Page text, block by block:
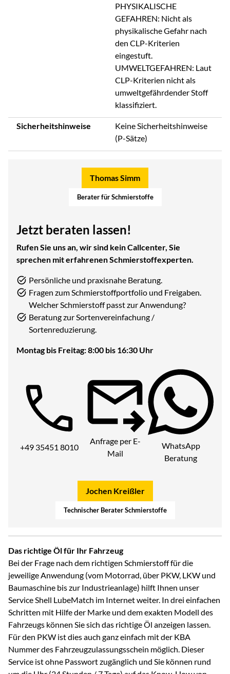
PHYSIKALISCHE
GEFAHREN: Nicht als
physikalische Gefahr nach
den CLP-Kriterien
eingestuft.
UMWELTGEFAHREN: Laut
CLP-Kriterien nicht als
umweltgefährdender Stoff
klassifiziert.
Sicherheitshinweise
Keine Sicherheitshinweise
(P-Sätze)
Thomas Simm
Berater für Schmierstoffe
Jetzt beraten lassen!
Rufen Sie uns an, wir sind kein Callcenter, Sie
sprechen mit erfahrenen Schmierstoffexperten.
Persönliche und praxisnahe Beratung.
Fragen zum Schmierstoffportfolio und Freigaben.
Welcher Schmierstoff passt zur Anwendung?
Beratung zur Sortenvereinfachung /
Sortenreduzierung.
Montag bis Freitag: 8:00 bis 16:30 Uhr
Telefon:
+49 35451 8010
Anfrage per E-
Mail
WhatsApp
Beratung
Jochen Kreißler
Technischer Berater Schmierstoffe
Das richtige Öl für Ihr Fahrzeug
Bei der Frage nach dem richtigen Schmierstoff für die
jeweilige Anwendung (vom Motorrad, über PKW, LKW und
Baumaschine bis zur Industrieanlage) hilft Ihnen unser
Service Shell LubeMatch im Internet weiter. In drei einfachen
Schritten mit Hilfe der Marke und dem exakten Modell des
Fahrzeugs können Sie sich das richtige Öl anzeigen lassen.
Für den PKW ist dies auch ganz einfach mit der KBA
Nummer des Fahrzeugzulassungsschein möglich. Dieser
Service ist ohne Passwort zugänglich und Sie können rund